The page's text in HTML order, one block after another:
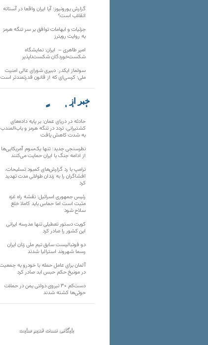
گزارش یورونیوز؛ آیا ایران واقعا در آستانه
انقلاب است؟
جزئیات و ابهامات توافق بر سر تنگه هرمز
به روایت رویترز
امیر طاهری – ایران: نمایشگاه
شکست‌خوردگان شکست‌ناپذیر
سولماز ایکدر: دبیری شورای عالی امنیت
ملی؛ کرسی‌ای که از قانون قدرتمندتر است
خبر از
تارنماهای دیگر
حادثه در دریای عمان؛ بر پایه داده‌های
کشتیرانی، تردد در تنگه هرمز و باب‌المندب
به شدت کاهش یافت
نظرسنجی جدید: تنها یک‌سوم آمریکایی‌ها
از ادامه جنگ با ایران حمایت می‌کنند
ترامپ با رد گزارش‌های کمبود تسلیحات،
افشاگران را به زندان طولانی مدت تهدید
کرد
رئیس‌ جمهوری اسرائیل: نقشه راه غزه
مثبت است اما حماس باید کاملا خلع
سلاح شود
کویت دستور تعطیلی تنها مدرسه ایرانی
این کشور را صادر کرد
دو فوتبالیست سابق تیم ملی زنان ایران
رسما شهروند استرالیا شدند
آلمان برای عامل حمله با خودرو به جمعیت
در مونیخ حکم حبس ابد صادر کرد
دست‌کم ۳۰ نیروی دولتی یمن در حملات
حوثی‌ها کشته شدند
بایگانی نسخه قدیم سایت